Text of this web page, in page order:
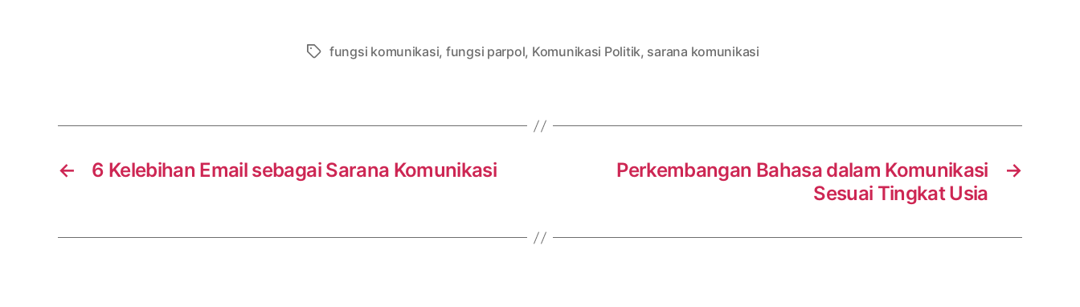
Tagsfungsi komunikasi, fungsi parpol, Komunikasi Politik, sarana komunikasi
← 6 Kelebihan Email sebagai Sarana Komunikasi →
Perkembangan Bahasa dalam Komunikasi
Sesuai Tingkat Usia